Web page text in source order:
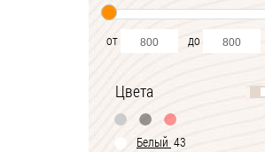
от до
Цвета
Белый 43